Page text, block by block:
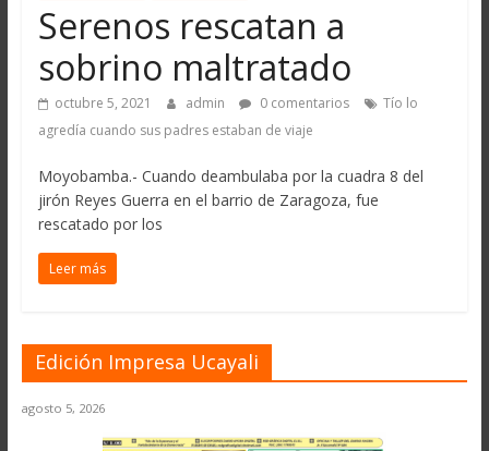
Serenos rescatan a
sobrino maltratado
octubre 5, 2021 admin 0 comentarios
Tío lo
agredía cuando sus padres estaban de viaje
Moyobamba.- Cuando deambulaba por la cuadra 8 del
jirón Reyes Guerra en el barrio de Zaragoza, fue
rescatado por los
Leer más
Edición Impresa Ucayali
agosto 5, 2026